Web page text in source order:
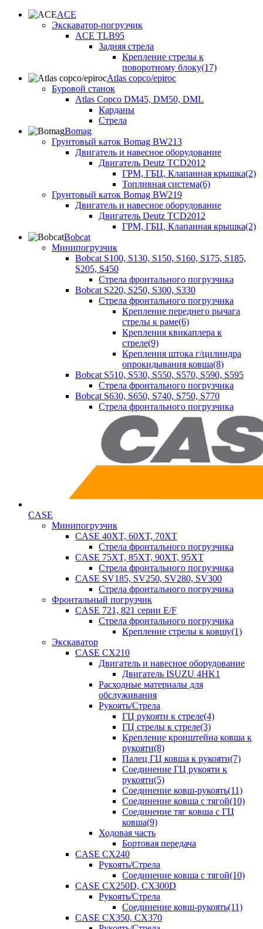
ACE
Экскаватор-погрузчик
ACE TLB95
Задняя стрела
Крепление стрелы к
поворотному блоку(17)
Atlas copco/epiroc
Буровой станок
Atlas Copco DM45, DM50, DML
Карданы
Стрела
Bomag
Грунтовый каток Bomag BW213
Двигатель и навесное оборудование
Двигатель Deutz TCD2012
ГРМ, ГБЦ, Клапанная крышка(2)
Топливная система(6)
Грунтовый каток Bomag BW219
Двигатель и навесное оборудование
Двигатель Deutz TCD2012
ГРМ, ГБЦ, Клапанная крышка(2)
Bobcat
Минипогрузчик
Bobcat S100, S130, S150, S160, S175, S185,
S205, S450
Стрела фронтального погрузчика
Bobcat S220, S250, S300, S330
Стрела фронтального погрузчика
Крепление переднего рычага
стрелы к раме(6)
Крепления квикаплера к
стреле(9)
Крепления штока г/цилиндра
опрокидывания ковша(8)
Bobcat S510, S530, S550, S570, S590, S595
Стрела фронтального погрузчика
Bobcat S630, S650, S740, S750, S770
Стрела фронтального погрузчика
CASE
Минипогрузчик
CASE 40XT, 60XT, 70XT
Стрела фронтального погрузчика
CASE 75XT, 85XT, 90XT, 95XT
Стрела фронтального погрузчика
CASE SV185, SV250, SV280, SV300
Стрела фронтального погрузчика
Фронтальный погрузчик
CASE 721, 821 серии E/F
Стрела фронтального погрузчика
Крепление стрелы к ковшу(1)
Экскаватор
CASE CX210
Двигатель и навесное оборудование
Двигатель ISUZU 4HK1
Расходные материалы для
обслуживания
Рукоять/Стрела
ГЦ рукояти к стреле(4)
ГЦ стрелы к стреле(3)
Крепление кронштейна ковша к
рукояти(8)
Палец ГЦ ковша к рукояти(7)
Соединение ГЦ рукояти к
рукояти(5)
Соединение ковш-рукоять(11)
Соединение ковша с тягой(10)
Соединение тяг ковша с ГЦ
ковша(9)
Ходовая часть
Бортовая передача
CASE CX240
Рукоять/Стрела
Соединение ковша с тягой(10)
CASE CX250D, CX300D
Рукоять/Стрела
Соединение ковш-рукоять(11)
CASE CX350, CX370